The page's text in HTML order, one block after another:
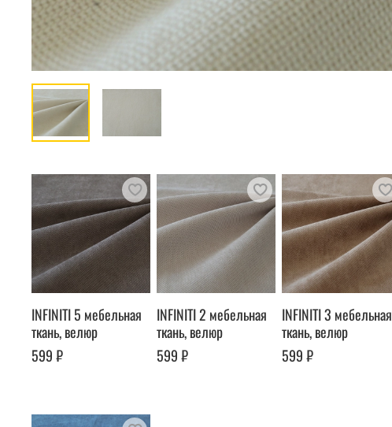
INFINITI 5 мебельная
ткань, велюр
599 ₽
INFINITI 2 мебельная
ткань, велюр
599 ₽
INFINITI 3 мебельная
ткань, велюр
599 ₽